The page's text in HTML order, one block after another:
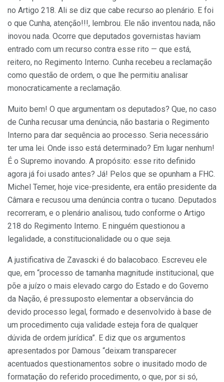
no Artigo 218. Ali se diz que cabe recurso ao plenário. E foi
o que Cunha, atenção!!!, lembrou. Ele não inventou nada, não
inovou nada. Ocorre que deputados governistas haviam
entrado com um recurso contra esse rito — que está,
reitero, no Regimento Interno. Cunha recebeu a reclamação
como questão de ordem, o que lhe permitiu analisar
monocraticamente a reclamação.
Muito bem! O que argumentam os deputados? Que, no caso
de Cunha recusar uma denúncia, não bastaria o Regimento
Interno para dar sequência ao processo. Seria necessário
ter uma lei. Onde isso está determinado? Em lugar nenhum!
É o Supremo inovando. A propósito: esse rito definido
agora já foi usado antes? Já! Pelos que se opunham a FHC.
Michel Temer, hoje vice-presidente, era então presidente da
Câmara e recusou uma denúncia contra o tucano. Deputados
recorreram, e o plenário analisou, tudo conforme o Artigo
218 do Regimento Interno. E ninguém questionou a
legalidade, a constitucionalidade ou o que seja.
A justificativa de Zavascki é do balacobaco. Escreveu ele
que, em “processo de tamanha magnitude institucional, que
põe a juízo o mais elevado cargo do Estado e do Governo
da Nação, é pressuposto elementar a observância do
devido processo legal, formado e desenvolvido à base de
um procedimento cuja validade esteja fora de qualquer
dúvida de ordem jurídica”. E diz que os argumentos
apresentados por Damous “deixam transparecer
acentuados questionamentos sobre o inusitado modo de
formatação do referido procedimento, o que, por si só,